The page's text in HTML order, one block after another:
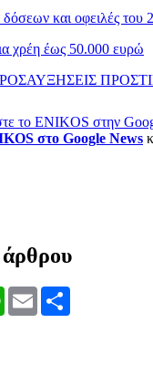
και οφειλές του
χρέη έως 50.000 ευρώ
το ENIKOS στην
στο Google News
WhatsApp
Email